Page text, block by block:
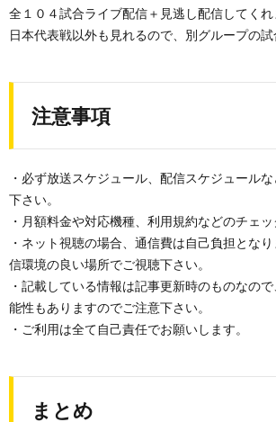
全１０４試合ライブ配信＋見逃し配信してくれ
日本代表戦以外も見れるので、別グループの試
注意事項
・必ず放送スケジュール、配信スケジュール
下さい。
・月額料金や対応機種、利用規約などのチェッ
・ネット視聴の場合、通信費は自己負担とな
信環境の良い場所でご視聴下さい。
・記載している情報は記事更新時のものなの
能性もありますのでご注意下さい。
・ご利用は全て自己責任でお願いします。
まとめ